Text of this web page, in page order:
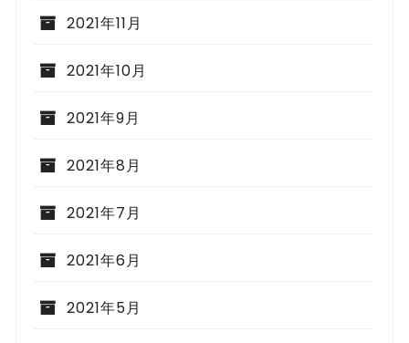
2021年11月
2021年10月
2021年9月
2021年8月
2021年7月
2021年6月
2021年5月